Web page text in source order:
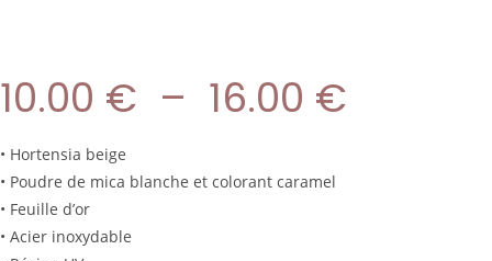
10.00 € – 16.00 €
• Hortensia beige
• Poudre de mica blanche et colorant caramel
• Feuille d’or
• Acier inoxydable